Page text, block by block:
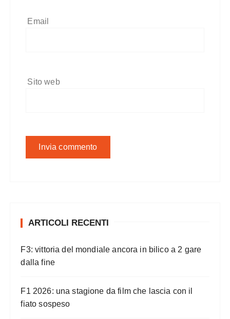
Email
Sito web
ARTICOLI RECENTI
F3: vittoria del mondiale ancora in bilico a 2 gare
dalla fine
F1 2026: una stagione da film che lascia con il
fiato sospeso